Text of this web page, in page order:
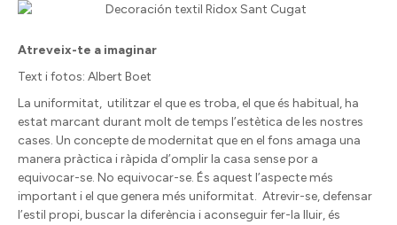
Atreveix-te a imaginar
Text i fotos: Albert Boet
La uniformitat, utilitzar el que es troba, el que és habitual, ha
estat marcant durant molt de temps l’estètica de les nostres
cases. Un concepte de modernitat que en el fons amaga una
manera pràctica i ràpida d’omplir la casa sense por a
equivocar-se. No equivocar-se. És aquest l’aspecte més
important i el que genera més uniformitat. Atrevir-se, defensar
l’estil propi, buscar la diferència i aconseguir fer-la lluir, és